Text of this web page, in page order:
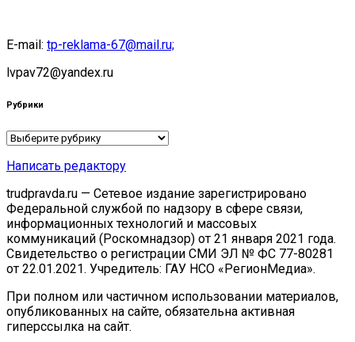
E-mail: tp-reklama-67@mail.ru;
lvpav72@yandex.ru
Рубрики
Рубрики
Написать редактору
trudpravda.ru — Сетевое издание зарегистрировано
Федеральной службой по надзору в сфере связи,
информационных технологий и массовых
коммуникаций (Роскомнадзор) от 21 января 2021 года.
Свидетельство о регистрации СМИ ЭЛ № ФС 77-80281
от 22.01.2021. Учредитель: ГАУ НСО «РегионМедиа».
При полном или частичном использовании материалов,
опубликованных на сайте, обязательна активная
гиперссылка на сайт.